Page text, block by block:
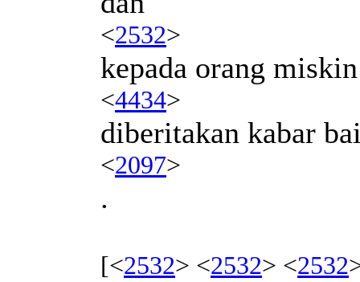
<2532>
kepada orang miskin
<4434>
diberitakan kabar
<2097>
.
[<2532> <2532> <2532